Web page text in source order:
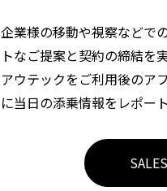
企業様の移動や視察などで
トなご提案と契約の締結を
アウテックをご利用後のア
に当日の添乗情報をレポー